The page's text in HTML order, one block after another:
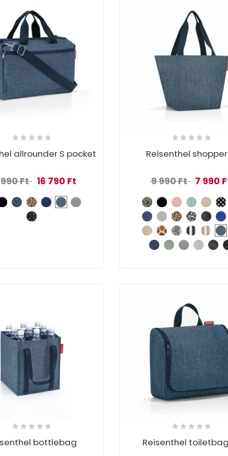
allrounder S pocket
Ft Original price was: 20 990 Ft.
16 790 Ft Current price is: 16 790 Ft.
Reisenthel
9 990Ft Original
7 990
bottlebag Reisenthel toiletbag